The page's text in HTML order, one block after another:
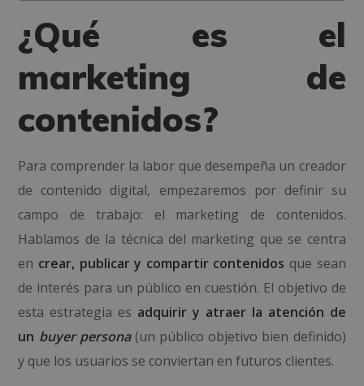
¿Qué es el
marketing de
contenidos?
Para comprender la labor que desempeña un creador
de contenido digital, empezaremos por definir su
campo de trabajo: el marketing de contenidos.
Hablamos de la técnica del marketing que se centra
en crear, publicar y compartir contenidos que sean
de interés para un público en cuestión. El objetivo de
esta estrategia es adquirir y atraer la atención de
un buyer persona(un público objetivo bien definido)
y que los usuarios se conviertan en futuros clientes.